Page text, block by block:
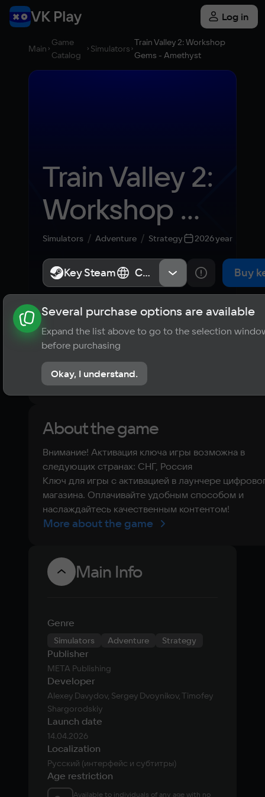
Log in
Main
Game
Catalog
Simulators
Train Valley 2: Workshop
Gems - Amethyst
Train Valley 2:
Workshop
Gems -
Amethyst
Simulators Adventure Strategy 2026 year
Key Steam СНГ, Россия Buy
About the game News Requirements
? Player ratings
No reviews
About the game
Внимание! Активация ключа игры возможна в
следующих странах: СНГ, Россия
Ключ для игры с активацией в лаунчере
магазина. Оплачивайте удобным способом и
наслаждайтесь качественным контентом!
More about the game
Main Info
Genre
Simulators Adventure Strategy
Publisher
META Publishing
Developer
Alexey Davydov, Sergey Dvoynikov, Timofey
Shargorodskiy
Launch date
14.04.2026
Localization
Русский (интерфейс и субтитры)
Age restriction
Available to individuals of any age with no
Key Steam СНГ, Россия
Several purchase options are available
Expand the list above to go to the selection
before purchasing
Okay, I understand.